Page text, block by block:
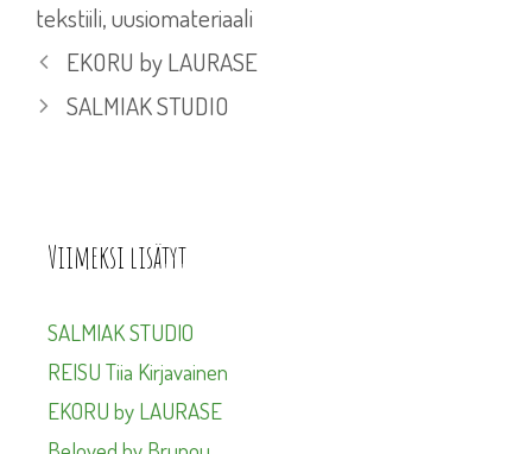
tekstiili,uusiomateriaali
EKORU by LAURASE
SALMIAK STUDIO
Viimeksi lisätyt
SALMIAK STUDIO
REISU Tiia Kirjavainen
EKORU by LAURASE